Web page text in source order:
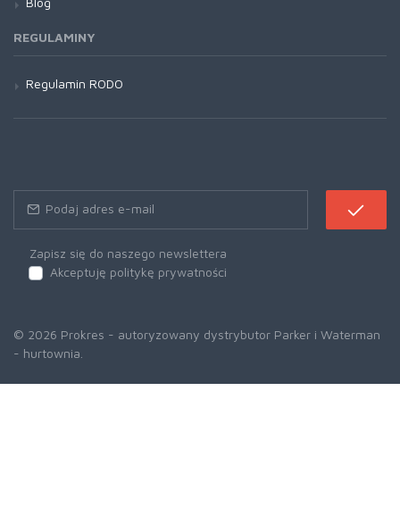
REGULAMINY
Regulamin RODO
Zapisz się do naszego newslettera
Akceptuję politykę prywatności
© 2026 Prokres - autoryzowany dystrybutor Parker i Waterman
- hurtownia.